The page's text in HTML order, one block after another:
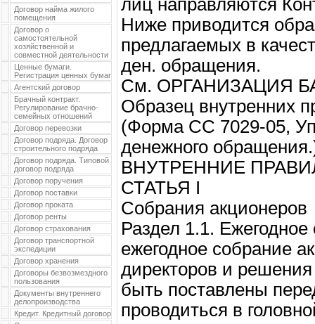
Договор найма жилого
помещения
Договор о
самостоятельной
хозяйственной и
совместной деятельности
Ценные бумаги.
Регистрация ценных бумаг
Агентский договор
Брачный контракт.
Регулирование брачно-
семейных отношений
Договор перевозки
Договор подряда. Договор
строительного подряда
Договор подряда. Типовой
договор подряда
Договор поручения
Договор поставки
Договор проката
Договор ренты
Договор страхования
Договор транспортной
экспедиции
Договор хранения
Договоры безвозмездного
пользования
Документы внутреннего
делопроизводства
Кредит. Кредитный договор
лиц направляются
Ниже приводится
предлагаемых в
ден. обращения.
См. ОРГАНИЗАЦИЯ
Образец внутренних
(Форма СС 7029-05,
денежного
ВНУТРЕННИЕ
СТАТЬЯ I
Собрания акционеров
Раздел 1.1.
ежегодное собрание
директоров и
быть поставлены
проводиться в